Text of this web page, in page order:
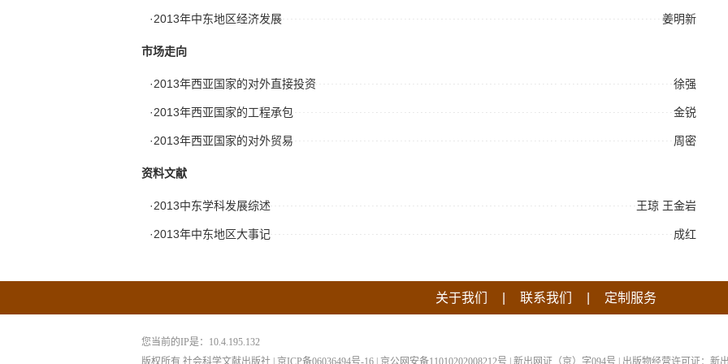
姜明新
·2013年中东地区经济发展
市场走向
徐强
·2013年西亚国家的对外直接投资
金锐
·2013年西亚国家的工程承包
周密
·2013年西亚国家的对外贸易
资料文献
王金岩
王琼
·2013中东学科发展综述
成红
·2013年中东地区大事记
关于我们 联系我们 定制服务
您当前的IP是： 10.4.195.132